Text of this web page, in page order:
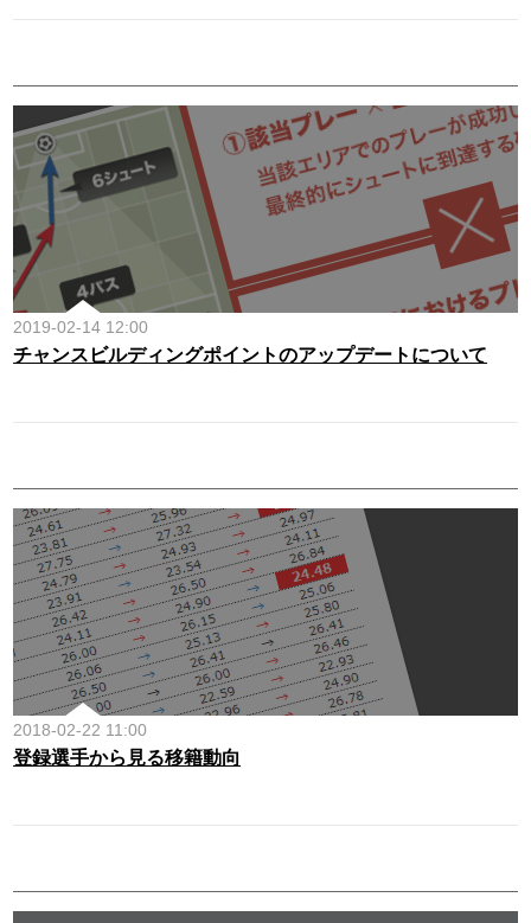
2019-02-14 12:00
チャンスビルディングポイントのアップデートについて
2018-02-22 11:00
登録選手から見る移籍動向